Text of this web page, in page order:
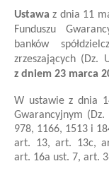
Ustawaz dnia 11
Funduszu
banków
zrzeszających (Dz.
z dniem 23 marca
W ustawie z dnia
Gwarancyjnym
978, 1166, 1513 i
art. 13, art. 13c,
art. 16a ust. 7, art.